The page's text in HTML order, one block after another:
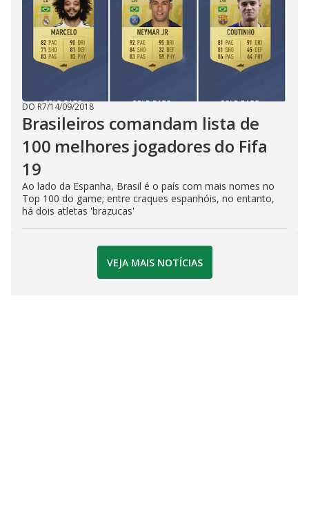
DO R7/14/09/2018
Brasileiros comandam lista de
100 melhores jogadores do Fifa
19
Ao lado da Espanha, Brasil é o país com mais nomes no
Top 100 do game; entre craques espanhóis, no entanto,
há dois atletas 'brazucas'
VEJA MAIS NOTÍCIAS